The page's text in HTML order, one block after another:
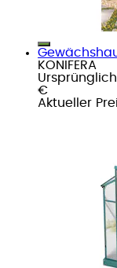
KONIFERA
€
Aktueller